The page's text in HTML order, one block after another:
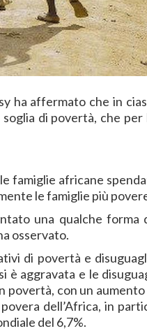
ha affermato che in
di povertà, che
famiglie africane
le famiglie più
una qualche forma
osservato.
di povertà e
aggravata e le
con un
dell’Africa, in
del 6,7%.